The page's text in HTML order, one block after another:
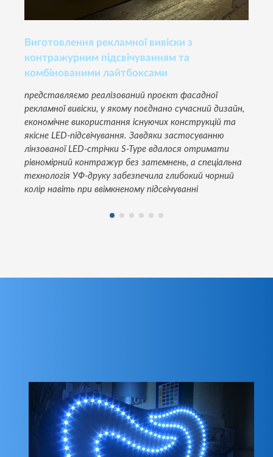
Виготовлення рекламної вивіски з
контражурним підсвічуванням та
комбінованими лайтбоксами
представляємо реалізований проєкт фасадної
рекламної вивіски, у якому поєднано сучасний дизайн,
економічне використання існуючих конструкцій та
якісне LED-підсвічування. Завдяки застосуванню
лінзованої LED-стрічки S-Type вдалося отримати
рівномірний контражур без затемнень, а спеціальна
технологія УФ-друку забезпечила глибокий чорний
колір навіть при ввімкненому підсвічуванні